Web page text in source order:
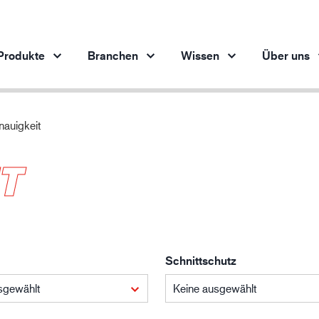
Automobilindustrie
Stahlindustrie
Logistik
Branchen Wissen
Unsere innovativen Produkte
Über uns
Schnittschutz
Keine ausgewählt